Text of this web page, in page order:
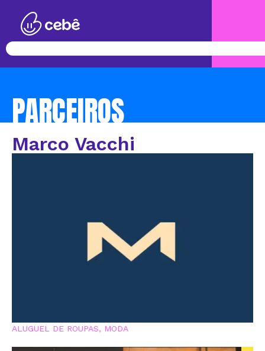
PARCEIROS
Marco Vacchi
ALUGUEL DE ROUPAS, MODA